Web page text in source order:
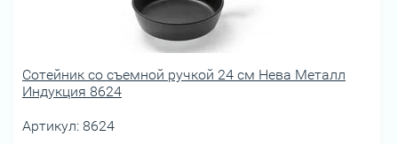
Сотейник со съемной ручкой 24 см Нева Металл
Индукция 8624
Артикул: 8624